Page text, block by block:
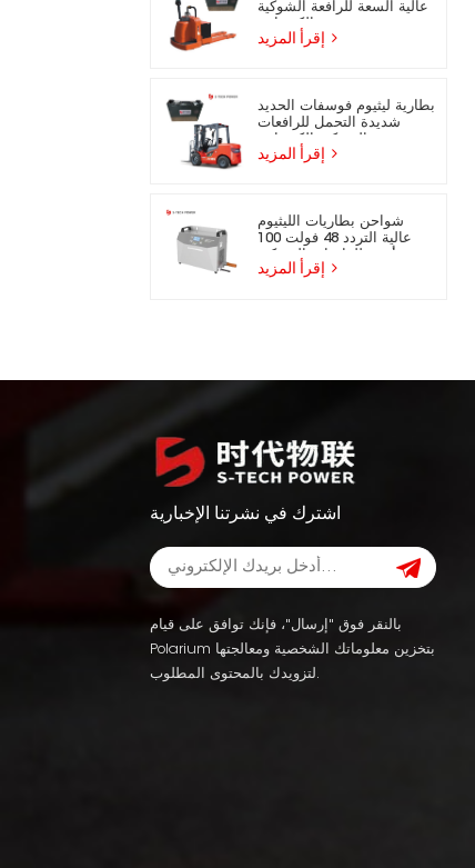
عالية السعة للرافعة الشوكية
بطارية ليثيوم فوسفات الحديد
شديدة التحمل للرافعات
شواحن بطاريات الليثيوم
عالية التردد 48 فولت 100
أمبير للرافعات الشوكية
اشترك في نشرتنا الإخبارية
بالنقر فوق "إرسال"، فإنك توافق على قيام
Polarium بتخزين معلوماتك الشخصية ومعالجتها
لتزويدك بالمحتوى المطلوب.